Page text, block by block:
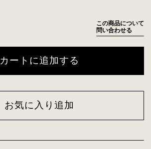
この商品について
問い合わせる
カートに追加する
お気に入り追加